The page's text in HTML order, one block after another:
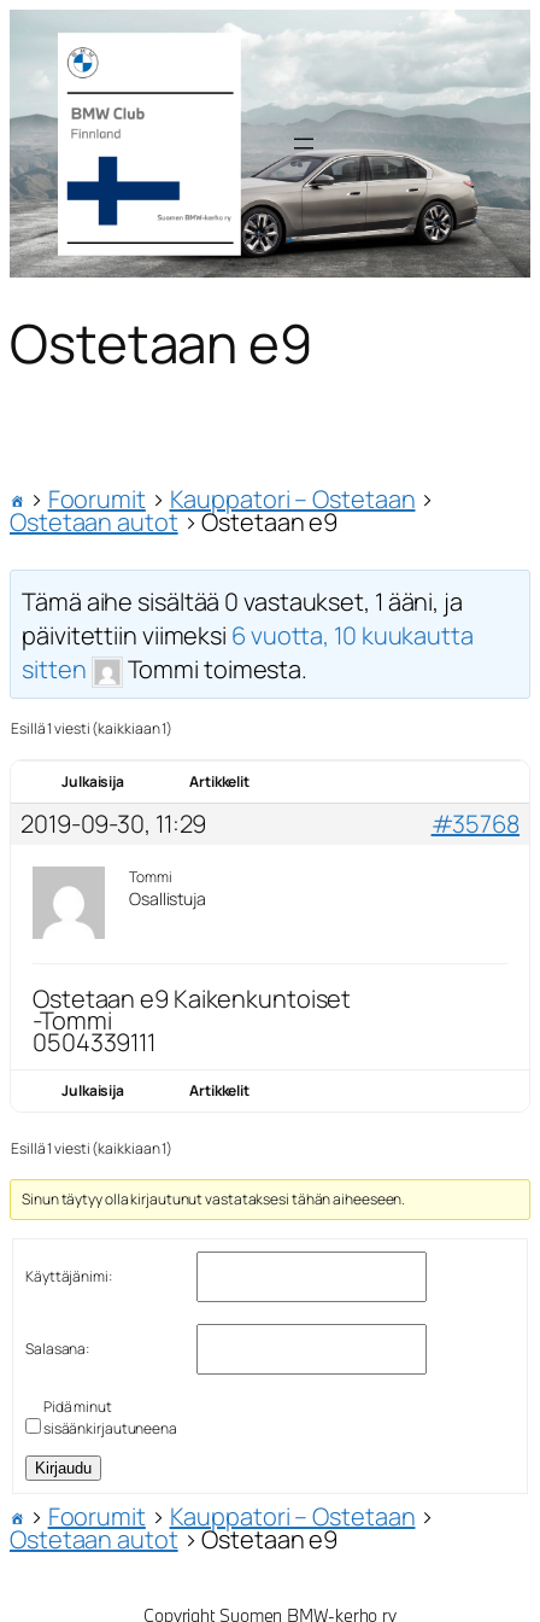
Ostetaan e9
› Foorumit › Kauppatori – Ostetaan ›
Ostetaan autot›Ostetaan e9
Tämä aihe sisältää 0 vastaukset, 1 ääni, ja
päivitettiin viimeksi 6 vuotta, 10 kuukautta
sitten
Tommi toimesta.
Esillä 1 viesti (kaikkiaan 1)
Julkaisija Artikkelit
2019-09-30, 11:29 #35768
Tommi
Osallistuja
Ostetaan e9 Kaikenkuntoiset
-Tommi
0504339111
Julkaisija Artikkelit
Esillä 1 viesti (kaikkiaan 1)
Sinun täytyy olla kirjautunut vastataksesi tähän aiheeseen.
Käyttäjänimi:
Salasana:
Pidä minut
sisäänkirjautuneena
Kirjaudu
› Foorumit › Kauppatori – Ostetaan ›
Ostetaan autot›Ostetaan e9
Copyright Suomen BMW-kerho ry